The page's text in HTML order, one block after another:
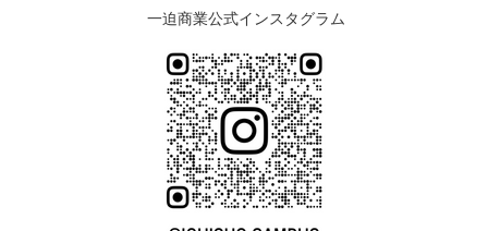
一迫商業公式インスタグラム